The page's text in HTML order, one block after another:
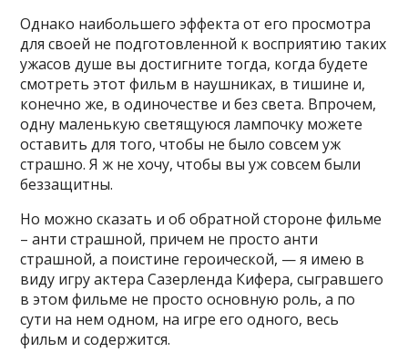
Однако наибольшего эффекта от его просмотра
для своей не подготовленной к восприятию таких
ужасов душе вы достигните тогда, когда будете
смотреть этот фильм в наушниках, в тишине и,
конечно же, в одиночестве и без света. Впрочем,
одну маленькую светящуюся лампочку можете
оставить для того, чтобы не было совсем уж
страшно. Я ж не хочу, чтобы вы уж совсем были
беззащитны.
Но можно сказать и об обратной стороне фильме
– анти страшной, причем не просто анти
страшной, а поистине героической, — я имею в
виду игру актера Сазерленда Кифера, сыгравшего
в этом фильме не просто основную роль, а по
сути на нем одном, на игре его одного, весь
фильм и содержится.